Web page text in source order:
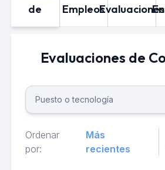
de
EmpleosEvaluaciones
Evaluaciones de
Ordenar
por:
Más
recientes